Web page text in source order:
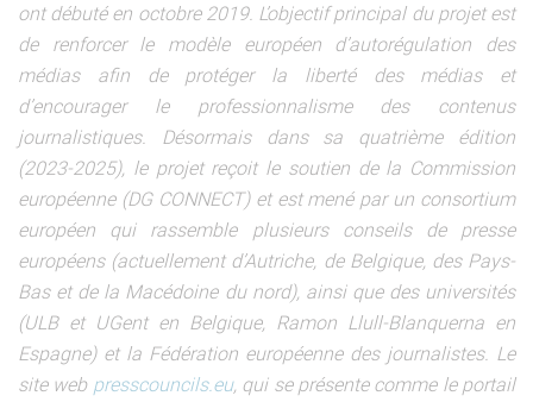
ont débuté en octobre 2019. L’objectif principal du projet est
de renforcer le modèle européen d’autorégulation des
médias afin de protéger la liberté des médias et
d’encourager le professionnalisme des contenus
journalistiques. Désormais dans sa quatrième édition
(2023-2025), le projet reçoit le soutien de la Commission
européenne (DG CONNECT) et est mené par un consortium
européen qui rassemble plusieurs conseils de presse
européens (actuellement d’Autriche, de Belgique, des Pays-
Bas et de la Macédoine du nord), ainsi que des universités
(ULB et UGent en Belgique, Ramon Llull-Blanquerna en
Espagne) et la Fédération européenne des journalistes. Le
site web presscouncils.eu, qui se présente comme le portail